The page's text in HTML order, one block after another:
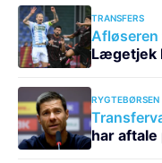
TRANSFERS
Afløseren
Lægetjek
RYGTEBØRSEN
har aftale